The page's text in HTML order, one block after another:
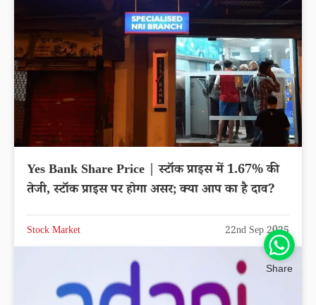
Yes Bank Share Price | स्टॉक प्राइस में 1.67% की
तेजी, स्टॉक प्राइस पर होगा असर; क्या आप का है दाव?
Stock Market 22nd Sep 2025
Share